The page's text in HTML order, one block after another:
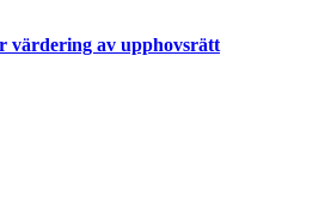
värdering av upphovsrätt